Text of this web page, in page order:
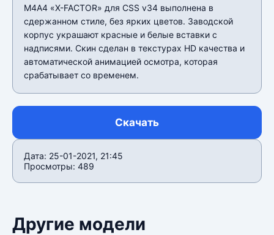
М4А4 «X-FACTOR» для CSS v34 выполнена в
сдержанном стиле, без ярких цветов. Заводской
корпус украшают красные и белые вставки с
надписями. Скин сделан в текстурах HD качества и
автоматической анимацией осмотра, которая
срабатывает со временем.
Скачать
Дата: 25-01-2021, 21:45
Просмотры: 489
Другие модели